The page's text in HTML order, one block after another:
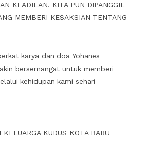
KEADILAN. KITA PUN DIPANGGIL
MEMBERI KESAKSIAN TENTANG
karya dan doa Yohanes
bersemangat untuk memberi
kehidupan kami sehari-
KUDUS KOTA BARU